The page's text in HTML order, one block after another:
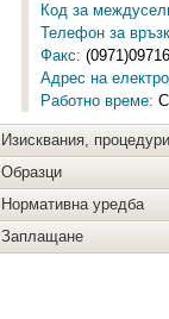
Код за
Телефон за
Факс:
Адрес на
Работно време:
Изисквания,
Образци
Нормативна уредба
Заплащане